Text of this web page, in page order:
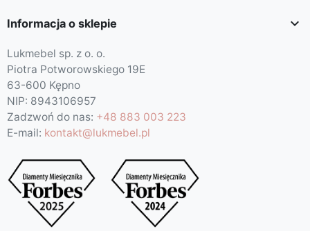
Informacja o sklepie 
Lukmebel sp. z o. o.
Piotra Potworowskiego 19E
63-600 Kępno
NIP: 8943106957
Zadzwoń do nas: +48 883 003 223
E-mail: kontakt@lukmebel.pl